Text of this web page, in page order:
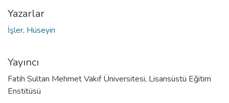
Yazarlar
İşler, Hüseyin
Yayıncı
Fatih Sultan Mehmet Vakıf Üniversitesi, Lisansüstü Eğitim
Enstitüsü